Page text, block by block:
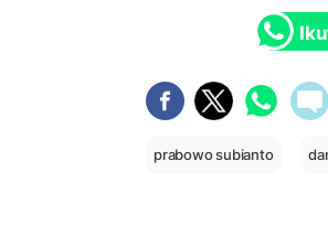
prabowo subianto